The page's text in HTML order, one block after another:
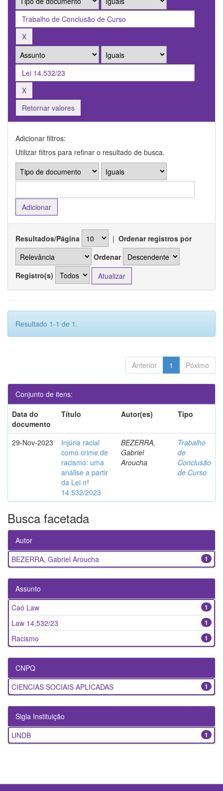
Retornar valores
Adicionar filtros:
Utilizar filtros para refinar o resultado de busca.
Resultados/Página | Ordenar registros por
Ordenar
Registro(s)
Resultado 1-1 de 1.
Anterior 1 Póximo
Conjunto de itens:
Data do
documento
Título Autor(es) Tipo
29-Nov-2023
Injúria racial
como crime de
racismo: uma
análise a partir
da Lei nº
14.532/2023
BEZERRA,
Gabriel
Aroucha
Trabalho
de
Conclusão
de Curso
Busca facetada
Autor
1
BEZERRA, Gabriel Aroucha
Assunto
1
Caó Law
1
Law 14,532/23
1
Racismo
CNPQ
1
CIENCIAS SOCIAIS APLICADAS
Sigla Instituição
1
UNDB